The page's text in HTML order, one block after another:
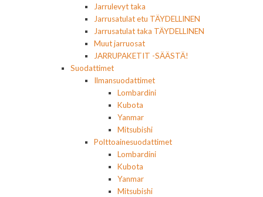
Jarrulevyt taka
Jarrusatulat etu TÄYDELLINEN
Jarrusatulat taka TÄYDELLINEN
Muut jarruosat
JARRUPAKETIT -SÄÄSTÄ!
Suodattimet
Ilmansuodattimet
Lombardini
Kubota
Yanmar
Mitsubishi
Polttoainesuodattimet
Lombardini
Kubota
Yanmar
Mitsubishi